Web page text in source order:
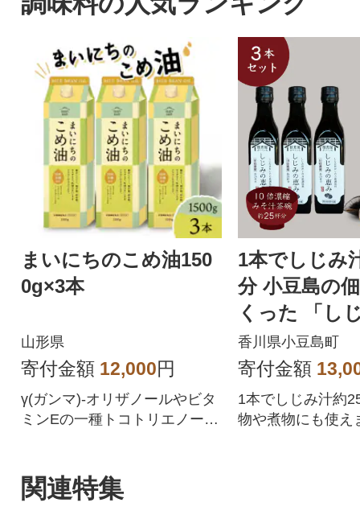
まいにちのこめ油150
0g×3本
山形県
寄付金額 12,000円
γ(ガンマ)-オリザノールやビタ
ミンEの一種トコトリエノール
1本でしじみ
分 小豆島の
くった 「し
み」3本
香川県小豆島町
寄付金額
1本でしじみ汁約
物や煮物にも使え
関連特集